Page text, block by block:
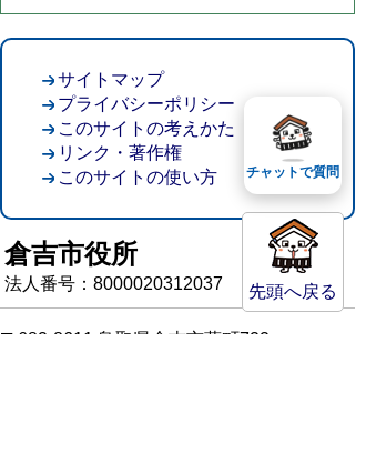
先頭へ戻る
サイトマップ
プライバシーポリシー
このサイトの考えかた
リンク・著作権
このサイトの使い方
倉吉市役所
法人番号：8000020312037
〒682-8611 鳥取県倉吉市葵町722
チャットで質問